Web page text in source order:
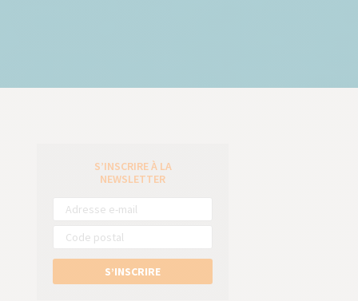
S’INSCRIRE À LA
NEWSLETTER
S’INSCRIRE